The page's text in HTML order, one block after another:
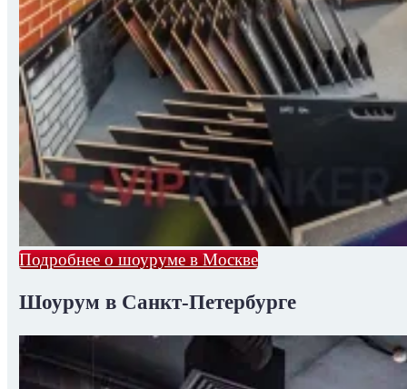
Подробнее о шоуруме в Москве
Шоурум в Санкт-Петербурге